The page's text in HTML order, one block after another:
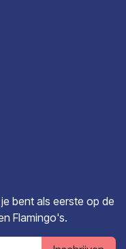
bent als eerste op de
Flamingo's.